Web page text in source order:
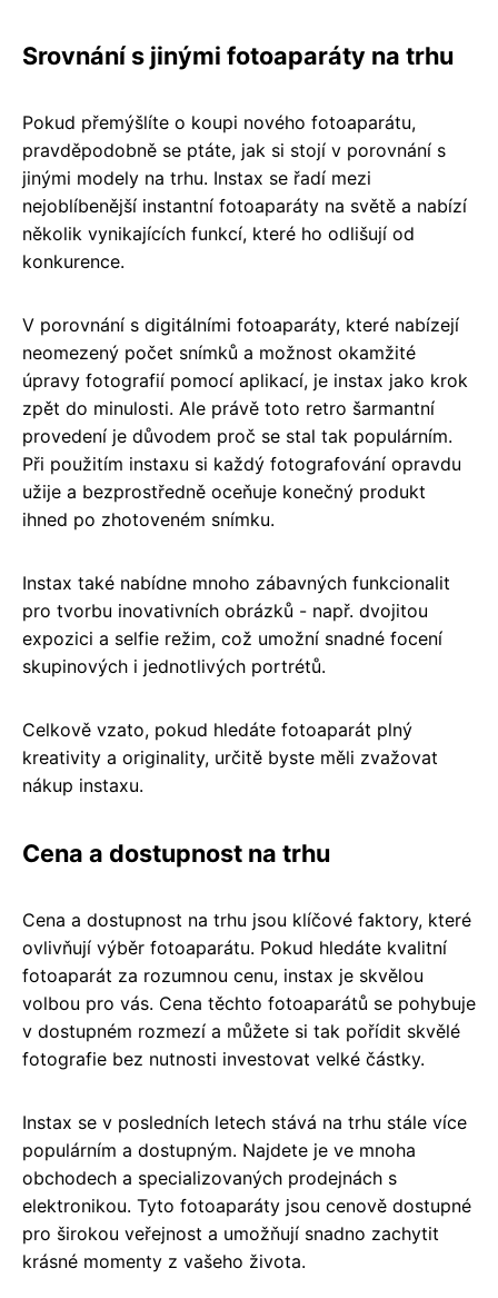
Srovnání s jinými fotoaparáty na trhu
Pokud přemýšlíte o koupi nového fotoaparátu,
pravděpodobně se ptáte, jak si stojí v porovnání s
jinými modely na trhu. Instax se řadí mezi
nejoblíbenější instantní fotoaparáty na světě a nabízí
několik vynikajících funkcí, které ho odlišují od
konkurence.
V porovnání s digitálními fotoaparáty, které nabízejí
neomezený počet snímků a možnost okamžité
úpravy fotografií pomocí aplikací, je instax jako krok
zpět do minulosti. Ale právě toto retro šarmantní
provedení je důvodem proč se stal tak populárním.
Při použitím instaxu si každý fotografování opravdu
užije a bezprostředně oceňuje konečný produkt
ihned po zhotoveném snímku.
Instax také nabídne mnoho zábavných funkcionalit
pro tvorbu inovativních obrázků - např. dvojitou
expozici a selfie režim, což umožní snadné focení
skupinových i jednotlivých portrétů.
Celkově vzato, pokud hledáte fotoaparát plný
kreativity a originality, určitě byste měli zvažovat
nákup instaxu.
Cena a dostupnost na trhu
Cena a dostupnost na trhu jsou klíčové faktory, které
ovlivňují výběr fotoaparátu. Pokud hledáte kvalitní
fotoaparát za rozumnou cenu, instax je skvělou
volbou pro vás. Cena těchto fotoaparátů se pohybuje
v dostupném rozmezí a můžete si tak pořídit skvělé
fotografie bez nutnosti investovat velké částky.
Instax se v posledních letech stává na trhu stále více
populárním a dostupným. Najdete je ve mnoha
obchodech a specializovaných prodejnách s
elektronikou. Tyto fotoaparáty jsou cenově dostupné
pro širokou veřejnost a umožňují snadno zachytit
krásné momenty z vašeho života.